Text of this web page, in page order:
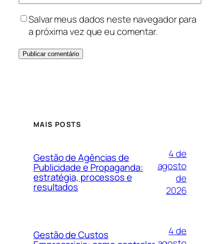
Salvar meus dados neste navegador para
a próxima vez que eu comentar.
MAIS POSTS
Gestão de Agências de
Publicidade e Propaganda:
estratégia, processos e
resultados
4 de
agosto
de
2026
Gestão de Custos
4 de